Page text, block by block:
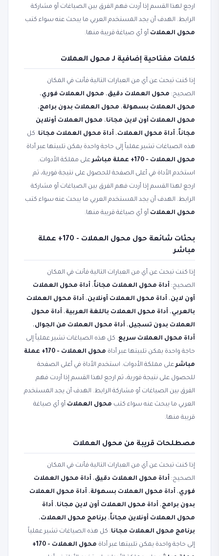
ارجع لهذا القسم إذا أردت فهم الفرق بين الصياغات أو مشاركة
الرابط. الهدف أن يجد المستخدم العربي ما يبحث عنه سواء كتب
محول العملات أو أي صياغة قريبة منها.
كلمات مفتاحية إضافية لـ محول العملات
إذا كنت تبحث عن أي من العبارات التالية فأنت في المكان
الصحيح: محول العملات دقيق، محول العملات فوري،
محول العملات بسهولة، محول العملات بدون برامج،
محول العملات أون لاين مجانا، محول العملات أونلاين
مجاناً، أداة محول العملات، أداة محول العملات مجانا. كل
هذه الصياغات تشير عملياً إلى حاجة واحدة يمكن تلبيتها عبر أداة
محول العملات - 170+ عملة مباشر
على مملكة الأدوات.
استخدم الأداة في أعلى الصفحة للحصول على نتيجة فورية، ثم
ارجع لهذا القسم إذا أردت فهم الفرق بين الصياغات أو مشاركة
الرابط. الهدف أن يجد المستخدم العربي ما يبحث عنه سواء كتب
محول العملات أو أي صياغة قريبة منها.
بحثات شائعة حول محول العملات - 170+ عملة
مباشر
إذا كنت تبحث عن أي من العبارات التالية فأنت في المكان
الصحيح: أداة محول العملات مجاناً، أداة محول العملات
أون لاين، أداة محول العملات أونلاين، أداة محول العملات
بالعربي، أداة محول العملات باللغة العربية، أداة محول
العملات بدون تسجيل، أداة محول العملات من الجوال،
أداة محول العملات سريع. كل هذه الصياغات تشير عملياً إلى
حاجة واحدة يمكن تلبيتها عبر أداة
محول العملات - 170+ عملة
مباشرعلى مملكة الأدوات. استخدم الأداة في أعلى الصفحة
للحصول على نتيجة فورية، ثم ارجع لهذا القسم إذا أردت فهم
الفرق بين الصياغات أو مشاركة الرابط. الهدف أن يجد المستخدم
العربي ما يبحث عنه سواء كتب محول العملات أو أي صياغة
قريبة منها.
مصطلحات قريبة من محول العملات
إذا كنت تبحث عن أي من العبارات التالية فأنت في المكان
الصحيح: أداة محول العملات دقيق، أداة محول العملات
فوري، أداة محول العملات بسهولة، أداة محول العملات
بدون برامج، أداة محول العملات أون لاين مجانا، أداة
محول العملات أونلاين مجاناً، برنامج محول العملات،
برنامج محول العملات مجانا. كل هذه الصياغات تشير عملياً
إلى حاجة واحدة يمكن تلبيتها عبر أداة
محول العملات - 170+